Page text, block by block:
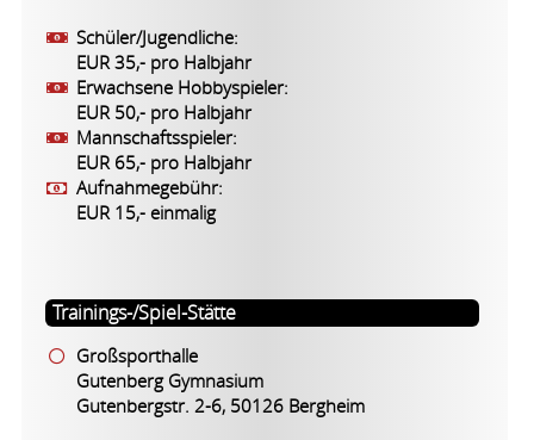
Schüler/Jugendliche:
EUR 35,- pro Halbjahr
Erwachsene Hobbyspieler:
EUR 50,- pro Halbjahr
Mannschaftsspieler:
EUR 65,- pro Halbjahr
Aufnahmegebühr:
EUR 15,- einmalig
Trainings-/Spiel-Stätte
Großsporthalle
Gutenberg Gymnasium
Gutenbergstr. 2-6, 50126 Bergheim